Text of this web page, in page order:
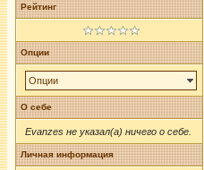
Рейтинг
Опции
Опции
О себе
Evanzes не указал(а) ничего о себе.
Личная информация